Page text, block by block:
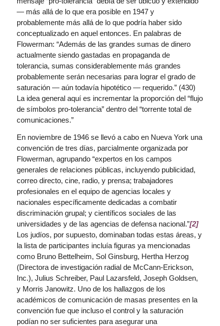
— más allá de lo que era posible en 1947 y
probablemente más allá de lo que podría haber sido
conceptualizado en aquel entonces. En palabras de
Flowerman: “Además de las grandes sumas de dinero
actualmente siendo gastadas en propaganda de
tolerancia, sumas considerablemente más grandes
probablemente serán necesarias para lograr el grado de
saturación — aún todavía hipotético — requerido.” (430)
La idea general aquí es incrementar la proporción del “flujo
de símbolos pro-tolerancia” dentro del “torrente total de
comunicaciones.”
En noviembre de 1946 se llevó a cabo en Nueva York una
convención de tres días, parcialmente organizada por
Flowerman, agrupando “expertos en los campos
generales de relaciones públicas, incluyendo publicidad,
correo directo, cine, radio, y prensa; trabajadores
profesionales en el equipo de agencias locales y
nacionales específicamente dedicadas a combatir
discriminación grupal; y científicos sociales de las
universidades y de las agencias de defensa nacional.”[2]
Los judíos, por supuesto, dominaban todas estas áreas, y
la lista de participantes incluía figuras ya mencionadas
como Bruno Bettelheim, Sol Ginsburg, Hertha Herzog
(Directora de investigación radial de McCann-Erickson,
Inc.), Julius Schreiber, Paul Lazarsfeld, Joseph Goldsen,
y Morris Janowitz. Uno de los hallazgos de los
académicos de comunicación de masas presentes en la
convención fue que incluso el control y la saturación
podían no ser suficientes para asegurar una